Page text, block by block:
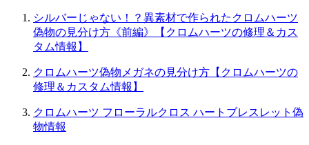
シルバーじゃない！？異素材で作られたクロムハーツ
偽物の見分け方《前編》【クロムハーツの修理＆カス
タム情報】
クロムハーツ偽物メガネの見分け方【クロムハーツの
修理＆カスタム情報】
クロムハーツ フローラルクロス ハートブレスレット偽
物情報